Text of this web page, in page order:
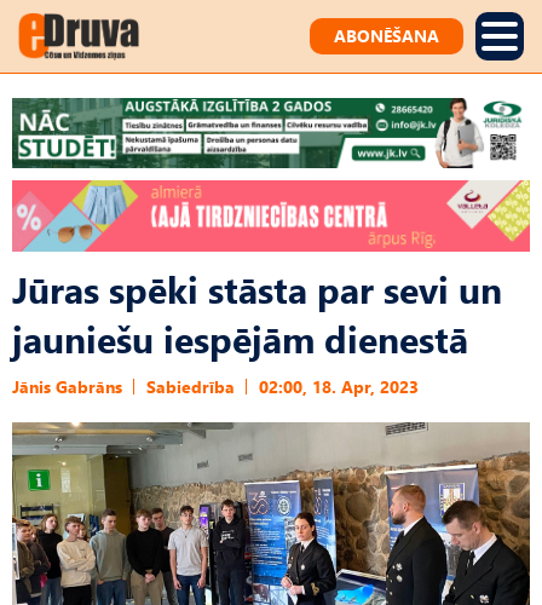
ABONĒŠANA
Jūras spēki stāsta par sevi un
jauniešu iespējām dienestā
Jānis Gabrāns Sabiedrība 02:00, 18. Apr, 2023